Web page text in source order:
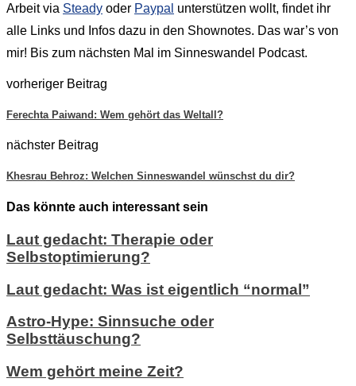
Arbeit via Steady oder Paypal unterstützen wollt, findet ihr
alle Links und Infos dazu in den Shownotes. Das war’s von
mir! Bis zum nächsten Mal im Sinneswandel Podcast.
vorheriger Beitrag
Ferechta Paiwand: Wem gehört das Weltall?
nächster Beitrag
Khesrau Behroz: Welchen Sinneswandel wünschst du dir?
Das könnte auch interessant sein
Laut gedacht: Therapie oder
Selbstoptimierung?
Laut gedacht: Was ist eigentlich “normal”
Astro-Hype: Sinnsuche oder
Selbsttäuschung?
Wem gehört meine Zeit?